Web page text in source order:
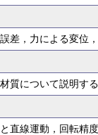
差，力による変位
質について説明す
直線運動，回転精